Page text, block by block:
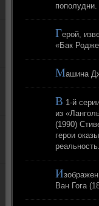
пополудни.
Герой,
«Бак
Машина
В 1-й
из
(1990)
герои
реальность.
И
Ван Гога